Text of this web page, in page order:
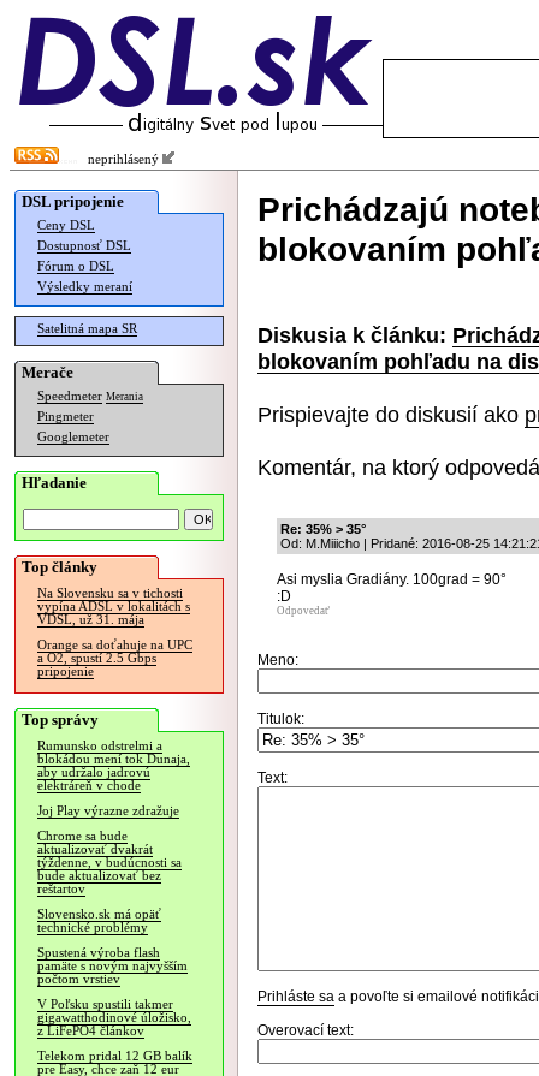
neprihlásený
DSL pripojenie
Ceny DSL
Dostupnosť DSL
Fórum o DSL
Výsledky meraní
Satelitná mapa SR
Merače
Speedmeter Merania
Pingmeter
Googlemeter
Hľadanie
Top články
Na Slovensku sa v tichosti
vypína ADSL v lokalitách s
VDSL, už 31. mája
Orange sa doťahuje na UPC
a O2, spustí 2.5 Gbps
pripojenie
Top správy
Rumunsko odstrelmi a
blokádou mení tok Dunaja,
aby udržalo jadrovú
elektráreň v chode
Joj Play výrazne zdražuje
Chrome sa bude
aktualizovať dvakrát
týždenne, v budúcnosti sa
bude aktualizovať bez
reštartov
Slovensko.sk má opäť
technické problémy
Spustená výroba flash
pamäte s novým najvyšším
počtom vrstiev
V Poľsku spustili takmer
gigawatthodinové úložisko,
z LiFePO4 článkov
Telekom pridal 12 GB balík
pre Easy, chce zaň 12 eur
Prichádzajú
blokovaním
Diskusia k článku:
blokovaním pohľadu na
Prispievajte do diskusií ako
Komentár, na ktorý
Re: 35% > 35°
Od: M.Miiicho | Pridané: 2016-08-25
Asi myslia Gradiány. 100grad = 90°
:D
Odpovedať
Meno:
Titulok:
Text:
Prihláste sa a povoľte si emailové
Overovací text: